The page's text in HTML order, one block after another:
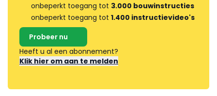
onbeperkt toegang tot 3.000 bouwinstructies
onbeperkt toegang tot 1.400 instructievideo's
Probeer nu
Heeft u al een abonnement?
Klik hier om aan te melden